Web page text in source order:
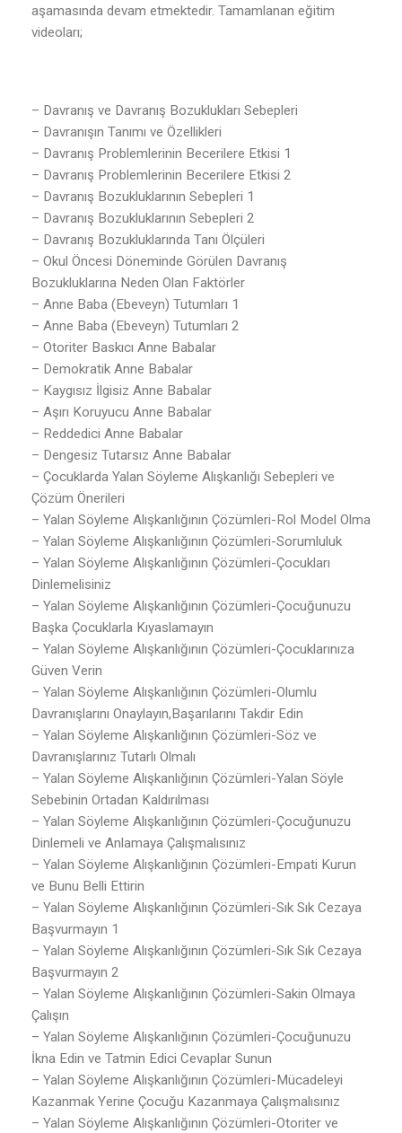
aşamasında devam etmektedir. Tamamlanan eğitim
videoları;
– Davranış ve Davranış Bozuklukları Sebepleri
– Davranışın Tanımı ve Özellikleri
– Davranış Problemlerinin Becerilere Etkisi 1
– Davranış Problemlerinin Becerilere Etkisi 2
– Davranış Bozukluklarının Sebepleri 1
– Davranış Bozukluklarının Sebepleri 2
– Davranış Bozukluklarında Tanı Ölçüleri
– Okul Öncesi Döneminde Görülen Davranış
Bozukluklarına Neden Olan Faktörler
– Anne Baba (Ebeveyn) Tutumları 1
– Anne Baba (Ebeveyn) Tutumları 2
– Otoriter Baskıcı Anne Babalar
– Demokratik Anne Babalar
– Kaygısız İlgisiz Anne Babalar
– Aşırı Koruyucu Anne Babalar
– Reddedici Anne Babalar
– Dengesiz Tutarsız Anne Babalar
– Çocuklarda Yalan Söyleme Alışkanlığı Sebepleri ve
Çözüm Önerileri
– Yalan Söyleme Alışkanlığının Çözümleri-Rol Model Olma
– Yalan Söyleme Alışkanlığının Çözümleri-Sorumluluk
– Yalan Söyleme Alışkanlığının Çözümleri-Çocukları
Dinlemelisiniz
– Yalan Söyleme Alışkanlığının Çözümleri-Çocuğunuzu
Başka Çocuklarla Kıyaslamayın
– Yalan Söyleme Alışkanlığının Çözümleri-Çocuklarınıza
Güven Verin
– Yalan Söyleme Alışkanlığının Çözümleri-Olumlu
Davranışlarını Onaylayın,Başarılarını Takdir Edin
– Yalan Söyleme Alışkanlığının Çözümleri-Söz ve
Davranışlarınız Tutarlı Olmalı
– Yalan Söyleme Alışkanlığının Çözümleri-Yalan Söyle
Sebebinin Ortadan Kaldırılması
– Yalan Söyleme Alışkanlığının Çözümleri-Çocuğunuzu
Dinlemeli ve Anlamaya Çalışmalısınız
– Yalan Söyleme Alışkanlığının Çözümleri-Empati Kurun
ve Bunu Belli Ettirin
– Yalan Söyleme Alışkanlığının Çözümleri-Sık Sık Cezaya
Başvurmayın 1
– Yalan Söyleme Alışkanlığının Çözümleri-Sık Sık Cezaya
Başvurmayın 2
– Yalan Söyleme Alışkanlığının Çözümleri-Sakin Olmaya
Çalışın
– Yalan Söyleme Alışkanlığının Çözümleri-Çocuğunuzu
İkna Edin ve Tatmin Edici Cevaplar Sunun
– Yalan Söyleme Alışkanlığının Çözümleri-Mücadeleyi
Kazanmak Yerine Çocuğu Kazanmaya Çalışmalısınız
– Yalan Söyleme Alışkanlığının Çözümleri-Otoriter ve